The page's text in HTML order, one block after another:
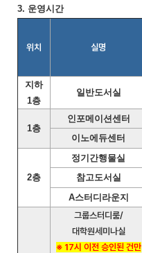
3. 운영시간
위치 실명
지하
1층
일반도서실
1층
인포메이션센터
이노에듀센터
2층
정기간행물실
참고도서실
A스터디라운지
그룹스터디룸/
대학원세미나실
※ 17시 이전 승인된 건만